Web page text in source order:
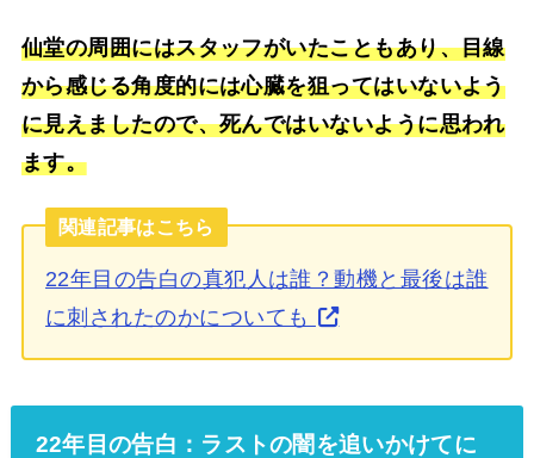
仙堂の周囲にはスタッフがいたこともあり、目線
から感じる角度的には心臓を狙ってはいないよう
に見えましたので、死んではいないように思われ
ます。
関連記事はこちら
22年目の告白の真犯人は誰？動機と最後は誰
に刺されたのかについても
22年目の告白：ラストの闇を追いかけてに